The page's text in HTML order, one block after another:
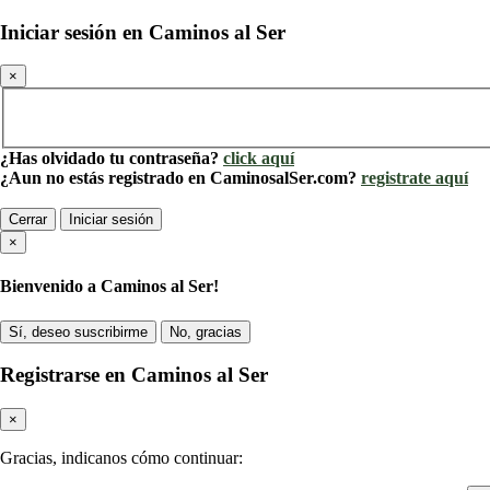
Iniciar sesión en Caminos al Ser
×
¿Has olvidado tu contraseña? click aquí
¿Aun no estás registrado en CaminosalSer.com? registrate aquí
Cerrar
Iniciar sesión
×
Bienvenido a Caminos al Ser!
Sí, deseo suscribirme No, gracias
Registrarse en Caminos al Ser
×
Gracias, indicanos cómo continuar: